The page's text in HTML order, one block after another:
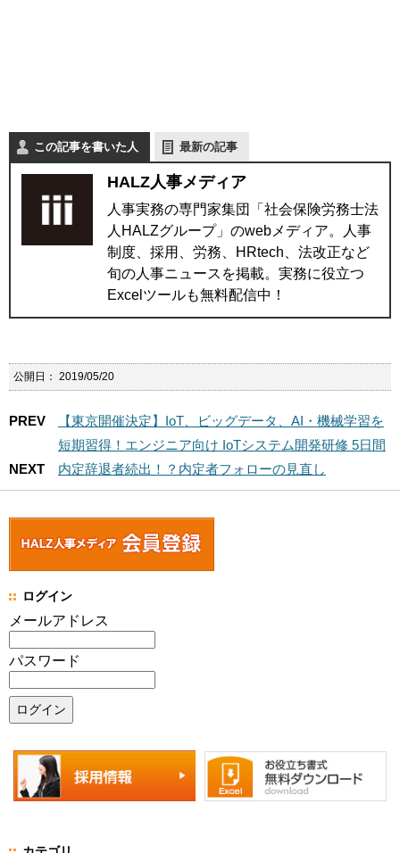
この記事を書いた人 最新の記事
HALZ人事メディア
人事実務の専門家集団「社会保険労務士法
人HALZグループ」のwebメディア。人事
制度、採用、労務、HRtech、法改正など
旬の人事ニュースを掲載。実務に役立つ
Excelツールも無料配信中！
公開日： 2019/05/20
PREV
【東京開催決定】IoT、ビッグデータ、AI・機械学習を
短期習得！エンジニア向け IoTシステム開発研修 5日間
NEXT
内定辞退者続出！？内定者フォローの見直し
ログイン
メールアドレス
パスワード